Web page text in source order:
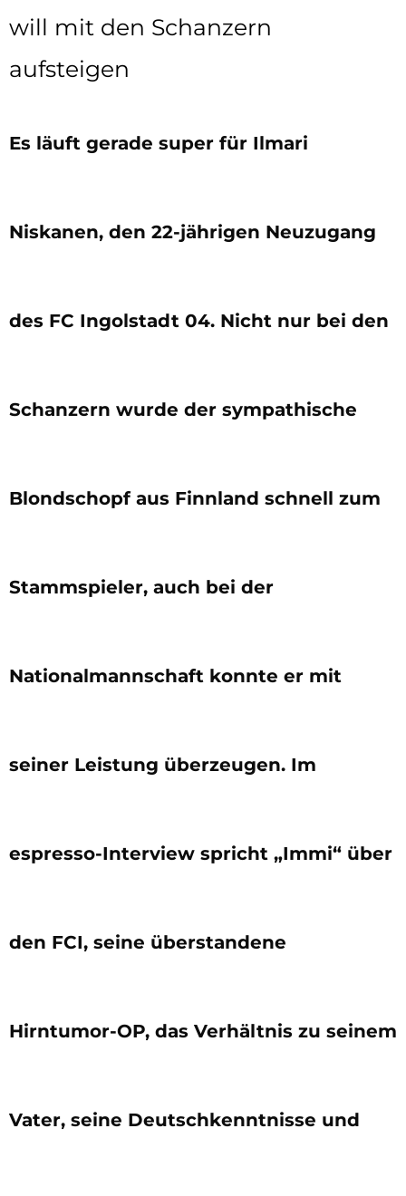
will mit den Schanzern
aufsteigen
Es läuft gerade super für Ilmari
Niskanen, den 22-jährigen Neuzugang
des FC Ingolstadt 04. Nicht nur bei den
Schanzern wurde der sympathische
Blondschopf aus Finnland schnell zum
Stammspieler, auch bei der
Nationalmannschaft konnte er mit
seiner Leistung überzeugen. Im
espresso-Interview spricht „Immi“ über
den FCI, seine überstandene
Hirntumor-OP, das Verhältnis zu seinem
Vater, seine Deutschkenntnisse und